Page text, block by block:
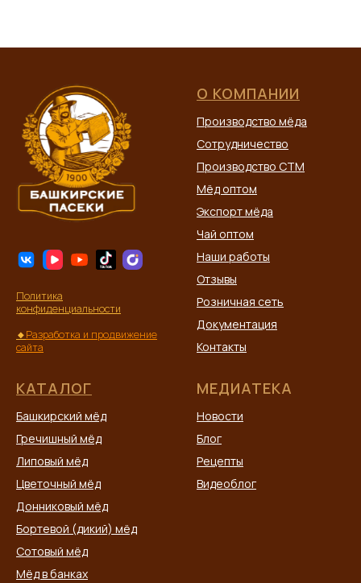
Политика
конфиденциальности
🔸Разработка и продвижение
сайта
О КОМПАНИИ
Производство мёда
Сотрудничество
Производство СТМ
Мёд оптом
Экспорт мёда
Чай оптом
Наши работы
Отзывы
Розничная сеть
Документация
Контакты
КАТАЛОГ
Башкирский мёд
Гречишный мёд
Липовый мёд
Цветочный мёд
Донниковый мёд
Бортевой (дикий) мёд
Сотовый мёд
Мёд в банках
МЕДИАТЕКА
Новости
Блог
Рецепты
Видеоблог